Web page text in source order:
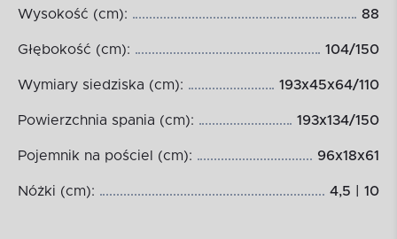
Wysokość (cm): 88
Głębokość (cm): 104/150
Wymiary siedziska (cm): 193x45x64/110
Powierzchnia spania (cm): 193x134/150
Pojemnik na pościel (cm): 96x18x61
Nóżki (cm): 4,5 | 10